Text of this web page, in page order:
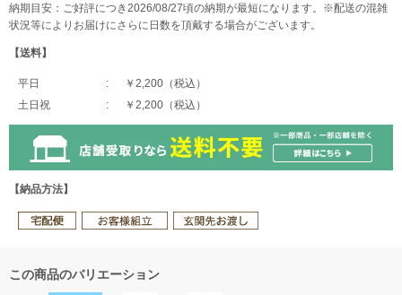
納期目安：ご好評につき2026/08/27頃の納期が最短になります。※配送の混雑
状況等によりお届けにさらに日数を頂戴する場合がございます。
【送料】
平日
￥2,200（税込）
土日祝
￥2,200（税込）
【納品方法】
この商品のバリエーション